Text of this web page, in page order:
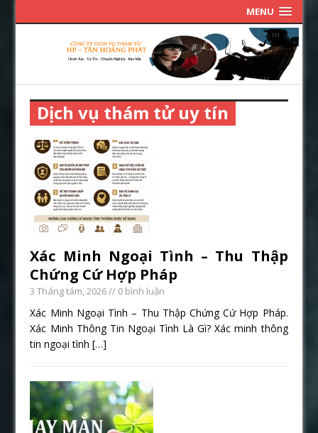
MENU
Dịch vụ thám tử uy tín
Xác Minh Ngoại Tình – Thu Thập
Chứng Cứ Hợp Pháp
3 Tháng tám, 2026// 0 bình luận
Xác Minh Ngoại Tình – Thu Thập Chứng Cứ Hợp Pháp.
Xác Minh Thông Tin Ngoại Tình Là Gì? Xác minh thông
tin ngoại tình[…]